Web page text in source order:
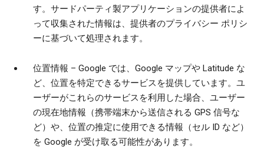
す。サードパーティ製アプリケーションの提供者によ
って収集された情報は、提供者のプライバシー ポリシ
ーに基づいて処理されます。
位置情報 – Google では、Google マップや Latitude な
ど、位置を特定できるサービスを提供しています。ユ
ーザーがこれらのサービスを利用した場合、ユーザー
の現在地情報（携帯端末から送信される GPS 信号な
ど）や、位置の推定に使用できる情報（セル ID など）
を Google が受け取る可能性があります。